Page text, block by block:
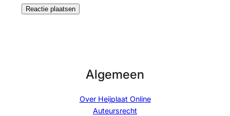
Algemeen
Over Heijplaat Online
Auteursrecht